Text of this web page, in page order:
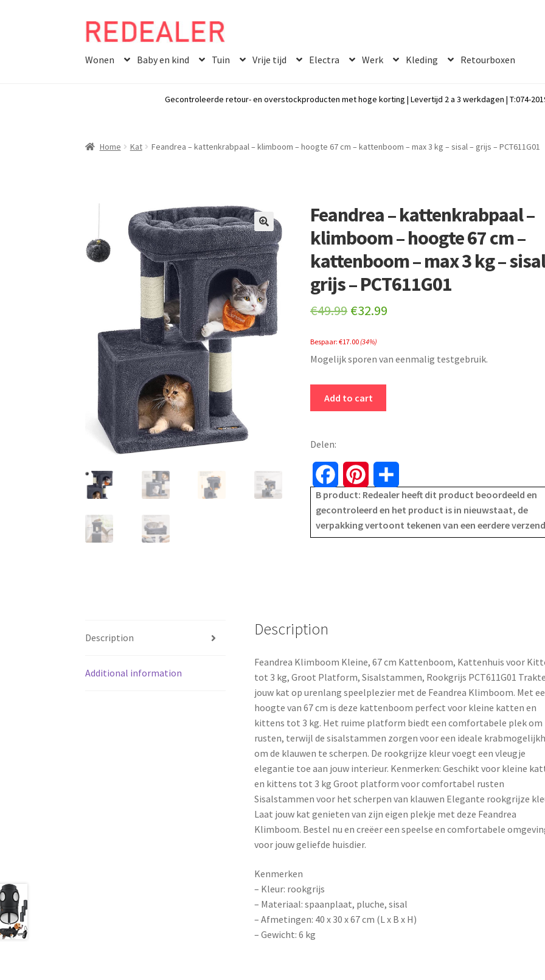
Skip
navigation
Skip
content
Wonen Baby en kind Tuin Vrije tijd Electra Werk Kleding Retourboxen
Gecontroleerde retour- en overstockproducten met hoge korting | Levertijd 2 a 3 werkdagen | T:074-
Home Kat Feandrea – kattenkrabpaal – klimboom – hoogte 67 cm – kattenboom – max 3 kg – sisal – grijs – PCT611G01
🔍
Feandrea – kattenkrabpaal –
klimboom – hoogte 67 cm –
kattenboom – max 3 kg –
grijs – PCT611G01
€49.99 Original
was:
€32.99
is:
Bespaar:€17.00(34%)
Mogelijk sporen van eenmalig testgebruik.
Feandrea
-
-
hoogte
cm
-
PCT611G01
Add to cart
Delen:
a
c
i
n
t
h
a
B product: Redealer heeft dit product beoordeeld en
gecontroleerd en het product is in nieuwstaat, de
verpakking vertoont tekenen van een eerdere
Description
Additional information
Description
Feandrea Klimboom Kleine, 67 cm Kattenboom, Kattenhuis voor
tot 3 kg, Groot Platform, Sisalstammen, Rookgrijs PCT611G01
jouw kat op urenlang speelplezier met de Feandrea Klimboom. Met
hoogte van 67 cm is deze kattenboom perfect voor kleine katten en
kittens tot 3 kg. Het ruime platform biedt een comfortabele plek om
rusten, terwijl de sisalstammen zorgen voor een ideale
om de klauwen te scherpen. De rookgrijze kleur voegt een vleugje
elegantie toe aan jouw interieur. Kenmerken: Geschikt voor kleine
en kittens tot 3 kg Groot platform voor comfortabel rusten
Sisalstammen voor het scherpen van klauwen Elegante rookgrijze
Laat jouw kat genieten van zijn eigen plekje met deze Feandrea
Klimboom. Bestel nu en creëer een speelse en comfortabele
voor jouw geliefde huisdier.
Kenmerken
– Kleur: rookgrijs
– Materiaal: spaanplaat, pluche, sisal
– Afmetingen: 40 x 30 x 67 cm (L x B x H)
– Gewicht: 6 kg